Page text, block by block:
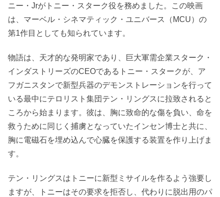
ニー・Jrがトニー・スターク役を務めました。この映画
は、マーベル・シネマティック・ユニバース（MCU）の
第1作目としても知られています。
物語は、天才的な発明家であり、巨大軍需企業スターク・
インダストリーズのCEOであるトニー・スタークが、ア
フガニスタンで新型兵器のデモンストレーションを行って
いる最中にテロリスト集団テン・リングスに拉致されると
ころから始まります。彼は、胸に致命的な傷を負い、命を
救うために同じく捕虜となっていたインセン博士と共に、
胸に電磁石を埋め込んで心臓を保護する装置を作り上げま
す。
テン・リングスはトニーに新型ミサイルを作るよう強要し
ますが、トニーはその要求を拒否し、代わりに脱出用のパ